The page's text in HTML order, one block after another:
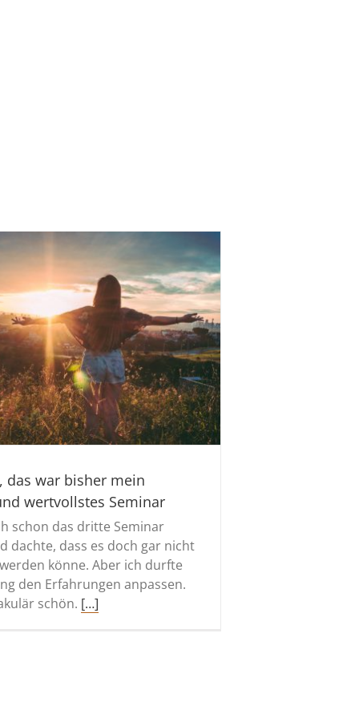
das war bisher mein
wertvollstes Seminar
schon das dritte Seminar
dachte, dass es doch gar nicht
könne. Aber ich durfte
den Erfahrungen anpassen.
schön. […]